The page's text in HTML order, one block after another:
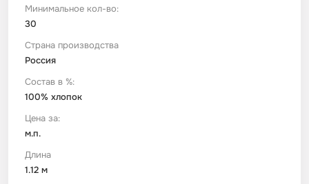
Минимальное кол-во:
30
Страна производства
Россия
Состав в %:
100% хлопок
Цена за:
м.п.
Длина
1.12 м
Шелк Армани
Штапель